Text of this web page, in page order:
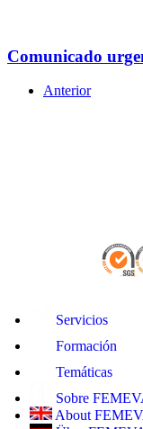
Comunicado
Anterior
Servicios
Formación
Temáticas
Sobre
About